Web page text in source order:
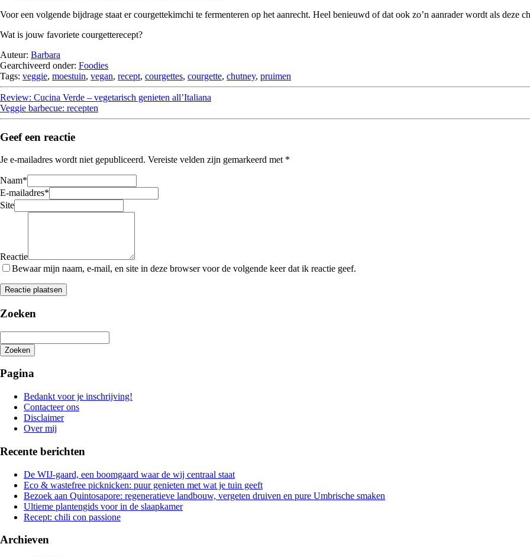
Voor een volgende bijdrage staat er courgettekimchi te fermenteren op het aanrecht. Heel benieuwd of dat ook zo’n aanrader wordt als deze
Wat is jouw favoriete courgetterecept?
Auteur: Barbara
Gearchiveerd onder: Foodies
Tags: veggie, moestuin, vegan, recept, courgettes, courgette, chutney, pruimen
Review: Cucina Verde – vegetarisch genieten all’Italiana
Veggie barbecue: recepten
Geef een reactie
Je e-mailadres wordt niet gepubliceerd. Vereiste velden zijn gemarkeerd met *
Naam*
E-mailadres*
Site
Reactie
Bewaar mijn naam, e-mail, en site in deze browser voor de volgende keer dat ik reactie geef.
Zoeken
Zoeken
zoeken
Pagina
Bedankt voor je inschrijving!
Contacteer ons
Disclaimer
Over mij
Recente berichten
De WIJ-gaard, een boomgaard waar de wij centraal staat
Eco & wastefree picknicken: puur genieten met wat je tuin geeft
Bezoek aan Quintosapore: regeneratieve landbouw, vergeten druiven en pure Umbrische smaken
Ultieme plantengids voor in de slaapkamer
Recept: chili con passione
Archieven